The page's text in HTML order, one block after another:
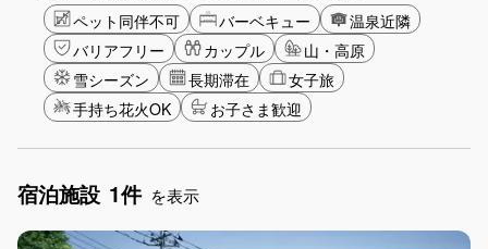
ペット同伴不可 バーベキュー
温泉近隣
バリアフリー
カップル
山・高原
雪シーズン
長期滞在
女子旅
手持ち花火OK
お子さま歓迎
宿泊施設 1件 を表示